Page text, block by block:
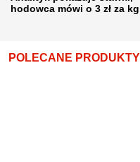
hodowca mówi o 3 zł za kg
POLECANE PRODUKTY